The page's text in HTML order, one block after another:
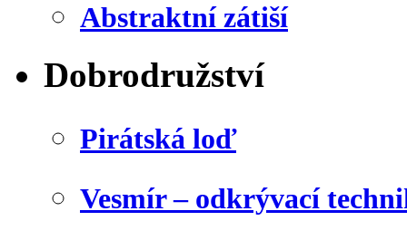
Abstraktní zátiší
Dobrodružství
Pirátská loď
Vesmír – odkrývací